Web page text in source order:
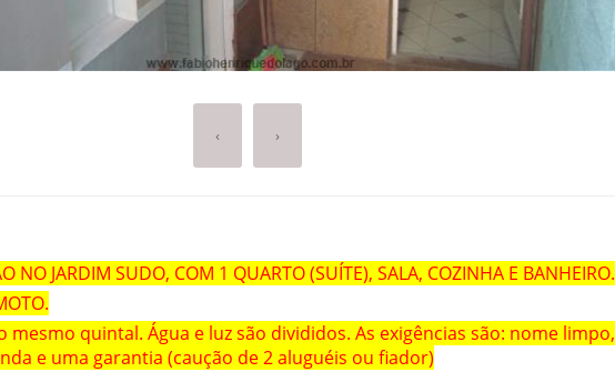
‹ ›
NO JARDIM SUDO, COM 1 QUARTO (SUÍTE), SALA, COZINHA E BANHEIRO.
mesmo quintal. Água e luz são divididos. As exigências são: nome limpo,
e uma garantia (caução de 2 aluguéis ou fiador)